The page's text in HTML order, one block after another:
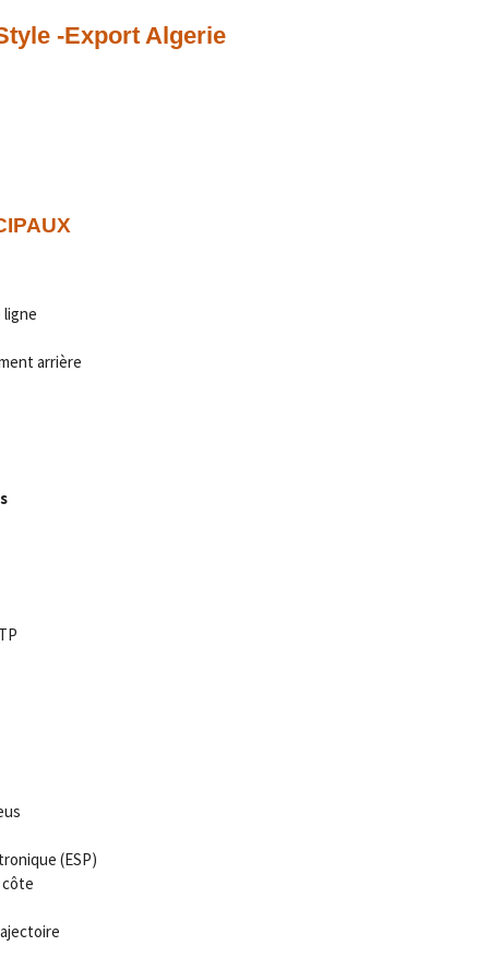
-Export Algerie
arrière
(ESP)
côte